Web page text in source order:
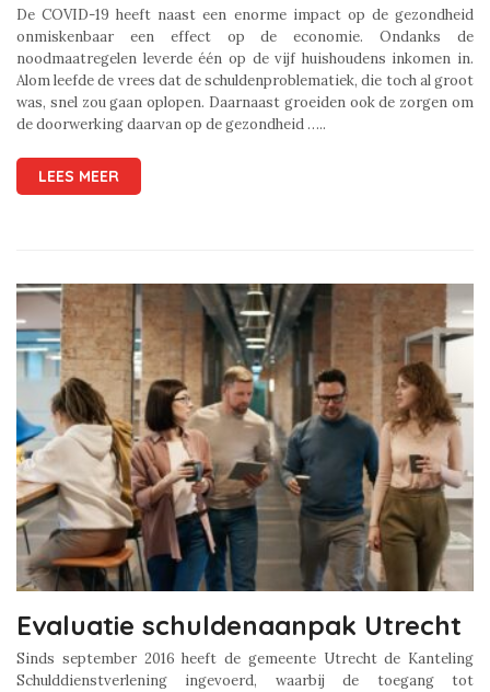
De COVID-19 heeft naast een enorme impact op de gezondheid
onmiskenbaar een effect op de economie. Ondanks de
noodmaatregelen leverde één op de vijf huishoudens inkomen in.
Alom leefde de vrees dat de schuldenproblematiek, die toch al groot
was, snel zou gaan oplopen. Daarnaast groeiden ook de zorgen om
de doorwerking daarvan op de gezondheid …..
LEES MEER
Evaluatie schuldenaanpak Utrecht
Sinds september 2016 heeft de gemeente Utrecht de Kanteling
Schulddienstverlening ingevoerd, waarbij de toegang tot